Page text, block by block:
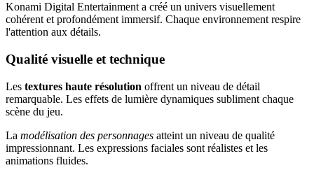
Konami Digital Entertainment a créé un univers visuellement
cohérent et profondément immersif. Chaque environnement respire
l'attention aux détails.
Qualité visuelle et technique
Les textures haute résolution offrent un niveau de détail
remarquable. Les effets de lumière dynamiques subliment chaque
scène du jeu.
La modélisation des personnages atteint un niveau de qualité
impressionnant. Les expressions faciales sont réalistes et les
animations fluides.